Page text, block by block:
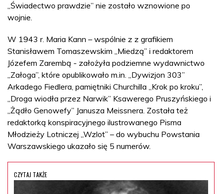
„Świadectwo prawdzie” nie zostało wznowione po
wojnie.
W 1943 r. Maria Kann – wspólnie z z grafikiem
Stanisławem Tomaszewskim „Miedzą” i redaktorem
Józefem Zarembą - założyła podziemne wydawnictwo
„Załoga”, które opublikowało m.in. „Dywizjon 303”
Arkadego Fiedlera, pamiętniki Churchilla „Krok po kroku”,
„Droga wiodła przez Narwik” Ksawerego Pruszyńskiego i
„Żądło Genowefy” Janusza Meissnera. Została też
redaktorką konspiracyjnego ilustrowanego Pisma
Młodzieży Lotniczej „Wzlot” – do wybuchu Powstania
Warszawskiego ukazało się 5 numerów.
CZYTAJ TAKŻE